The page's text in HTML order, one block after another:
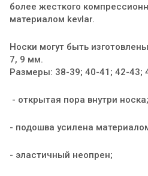
более жесткого
материалом kevlar.
Носки могут быть
7, 9 мм.
Размеры: 38-39; 40-41; 42-43;
- открытая пора внутри носка;
- подошва усилена
- эластичный неопрен;